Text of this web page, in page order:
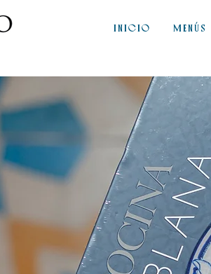
INICIO MENÚS